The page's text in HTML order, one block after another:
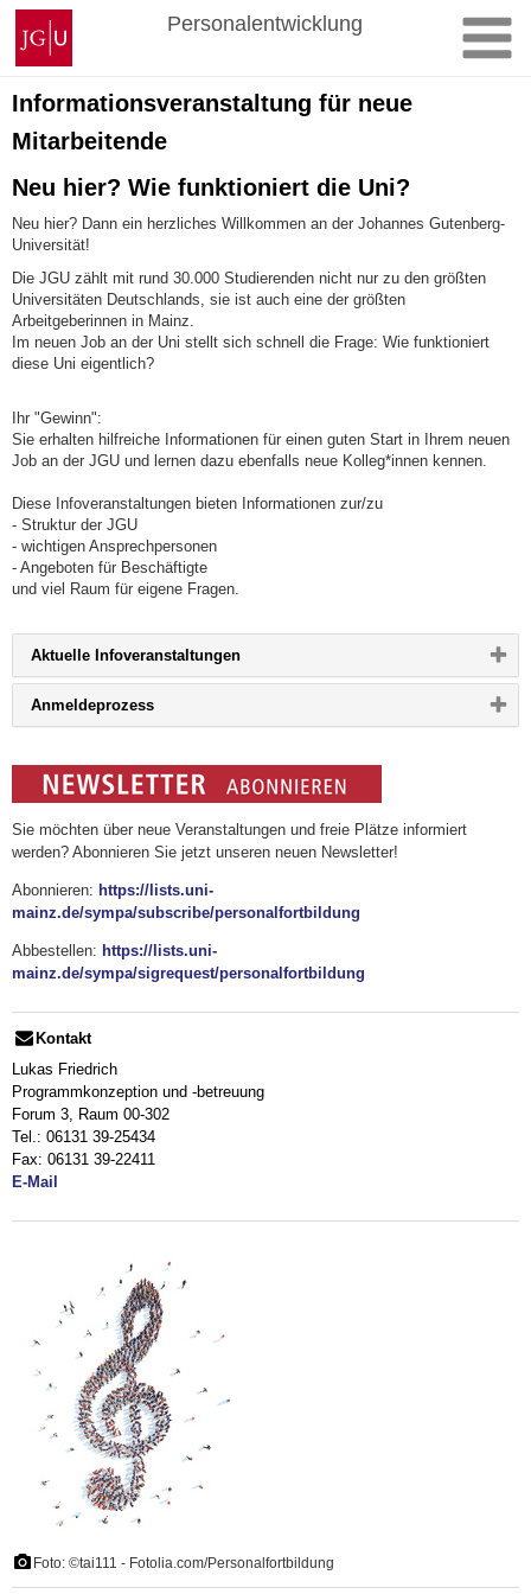
Zum
Inhalt
springen
Johannes
Gutenberg-
Universität
Mainz
Personalentwicklung
Informationsveranstaltung für neue
Mitarbeitende
Neu hier? Wie funktioniert die Uni?
Neu hier? Dann ein herzliches Willkommen an der Johannes Gutenberg-
Universität!
Die JGU zählt mit rund 30.000 Studierenden nicht nur zu den größten
Universitäten Deutschlands, sie ist auch eine der größten
Arbeitgeberinnen in Mainz.
Im neuen Job an der Uni stellt sich schnell die Frage: Wie funktioniert
diese Uni eigentlich?
Ihr "Gewinn":
Sie erhalten hilfreiche Informationen für einen guten Start in Ihrem neuen
Job an der JGU und lernen dazu ebenfalls neue Kolleg*innen kennen.
Diese Infoveranstaltungen bieten Informationen zur/zu
- Struktur der JGU
- wichtigen Ansprechpersonen
- Angeboten für Beschäftigte
und viel Raum für eigene Fragen.
Aktuelle InfoveranstaltungenBitte
klicken,
Inhalt
bzw.
zu
AnmeldeprozessBitte
Inhalt
zu
bzw.
zu
reduzieren
Sie möchten über neue Veranstaltungen und freie Plätze informiert
werden? Abonnieren Sie jetzt unseren neuen Newsletter!
Abonnieren: https://lists.uni-
mainz.de/sympa/subscribe/personalfortbildung
Abbestellen: https://lists.uni-
mainz.de/sympa/sigrequest/personalfortbildung
Kontakt
Lukas Friedrich
Programmkonzeption und -betreuung
Forum 3, Raum 00-302
Tel.: 06131 39-25434
Fax: 06131 39-22411
E-Mail
Foto: ©tai111 - Fotolia.com/Personalfortbildung